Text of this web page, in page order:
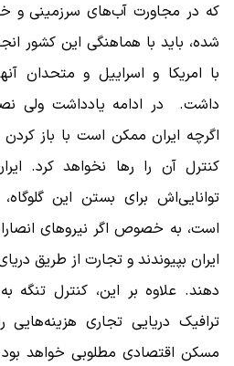
که در مجاورت آب‌های سرزمینی و
شده، باید با هماهنگی این کشور
با امریکا و اسراییل و متحدان
داشت. در ادامه یادداشت ولی
اگرچه ایران ممکن است با باز
کنترل آن را رها نخواهد کرد.
توانایی‌اش برای بستن این
است، به خصوص اگر نیروهای
ایران بپیوندند و تجارت از طریق
دهند. علاوه بر این، کنترل تنگه
ترافیک دریایی تجاری هزینه‌هایی
مسکن اقتصادی مطلوبی خواهد بود